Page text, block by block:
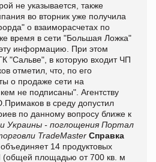
не указывается, также
во вторник уже получила
о взаиморасчетах по
время в сети "Большая Ложка"
информацию. При этом
"Сальве", в которую входит ЧП
отметил, что, по его
о продаже сети на
не подписаны". Агентству
в среду допустил
по данному вопросу ближе к
Украины - поглощения Портал
TradeMaster Справка
объединяет 14 продуктовых
(общей площадью от 700 кв. м